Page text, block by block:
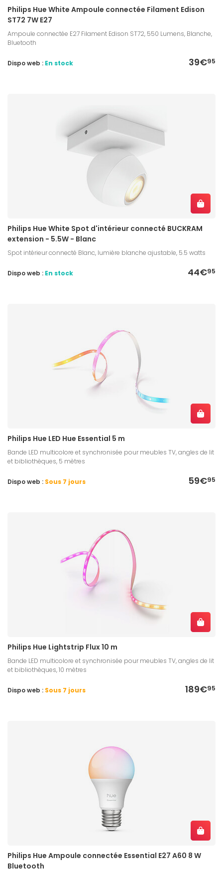
Philips Hue White Ampoule connectée Filament Edison
ST72 7W E27
Ampoule connectée E27 Filament Edison ST72, 550 Lumens, Blanche,
Bluetooth
39€95
Dispo web : En stock
Philips Hue White Spot d'intérieur connecté BUCKRAM
extension - 5.5W - Blanc
Spot intérieur connecté Blanc, lumière blanche ajustable, 5.5 watts
44€95
Dispo web : En stock
Philips Hue LED Hue Essential 5 m
Bande LED multicolore et synchronisée pour meubles TV, angles de lit
et bibliothèques, 5 mètres
59€95
Dispo web : Sous 7 jours
Philips Hue Lightstrip Flux 10 m
Bande LED multicolore et synchronisée pour meubles TV, angles de lit
et bibliothèques, 10 mètres
189€95
Dispo web : Sous 7 jours
Philips Hue Ampoule connectée Essential E27 A60 8 W
Bluetooth